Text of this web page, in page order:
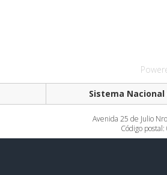
Sistema
Avenida 25 de Julio
Código